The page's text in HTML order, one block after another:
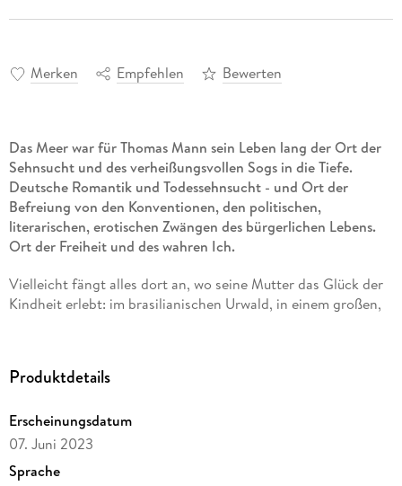
Merken Empfehlen Bewerten
Das Meer war für Thomas Mann sein Leben lang der Ort der
Sehnsucht und des verheißungsvollen Sogs in die Tiefe.
Deutsche Romantik und Todessehnsucht - und Ort der
Befreiung von den Konventionen, den politischen,
literarischen, erotischen Zwängen des bürgerlichen Lebens.
Ort der Freiheit und des wahren Ich.
Vielleicht fängt alles dort an, wo seine Mutter das Glück der
Kindheit erlebt: im brasilianischen Urwald, in einem großen,
auf, in Lübeck, aber sobald er kann, geht er in den Süden,
Männer, folgt aber den Konventionen der Zeit und heiratet
Katia. Jahre später: Der Gang ins Exil. In Kalifornien, am
Pazifik, wird er noch einmal ein anderer: Er kämpft gegen
Hitler, für die Demokratie, für die Freiheit und nimmt die
Produktdetails
Erscheinungsdatum
07. Juni 2023
Sprache